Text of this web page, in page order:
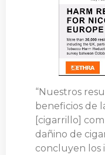
“Nuestros
beneficios de
[cigarrillo]
dañino de
concluyen los